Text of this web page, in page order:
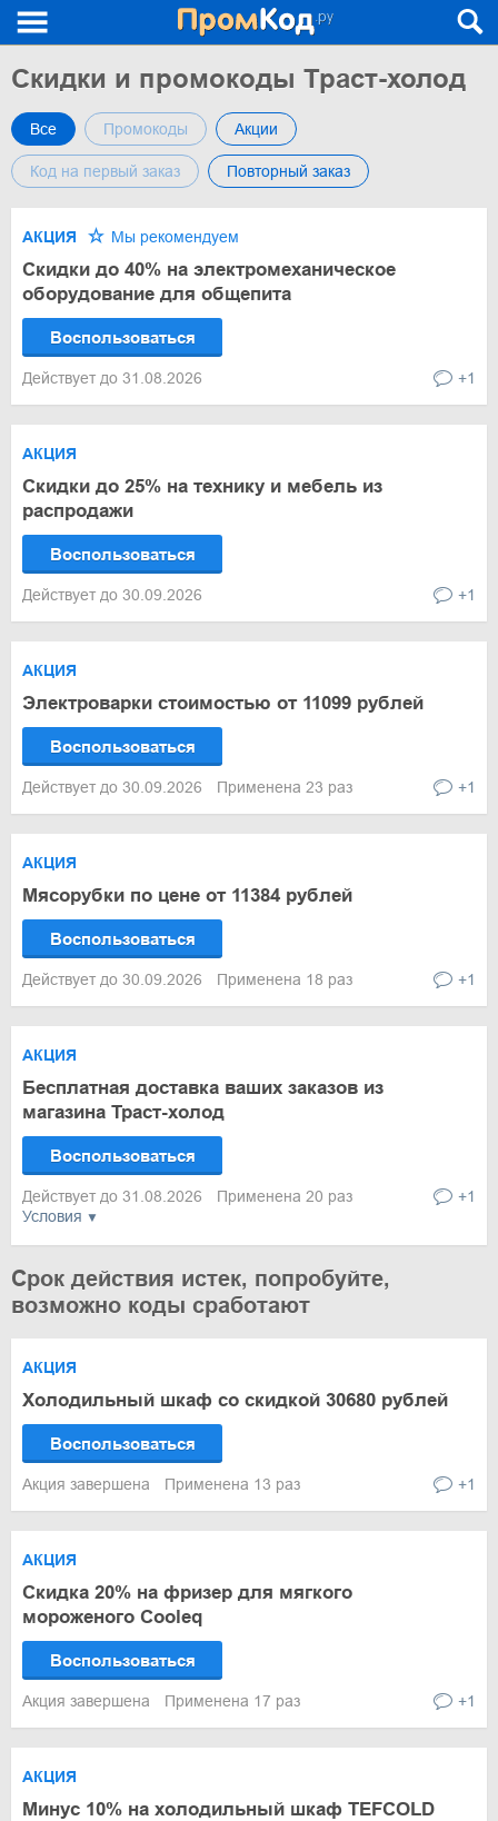
Скидки и промокоды Траст-холод
Все Промокоды Акции
Код на первый заказ Повторный заказ
АКЦИЯ Мы рекомендуем
Скидки до 40% на электромеханическое
оборудование для общепита
Воспользоваться
Действует до 31.08.2026 +1
АКЦИЯ
Скидки до 25% на технику и мебель из
распродажи
Воспользоваться
Действует до 30.09.2026 +1
АКЦИЯ
Электроварки стоимостью от 11099 рублей
Воспользоваться
Действует до 30.09.2026 Применена 23 раз +1
АКЦИЯ
Мясорубки по цене от 11384 рублей
Воспользоваться
Действует до 30.09.2026 Применена 18 раз +1
Условия
АКЦИЯ
Бесплатная доставка ваших заказов из
магазина Траст-холод
Воспользоваться
Действует до 31.08.2026 Применена 20 раз +1
Срок действия истек, попробуйте,
возможно коды сработают
АКЦИЯ
Холодильный шкаф со скидкой 30680 рублей
Воспользоваться
Акция завершена Применена 13 раз +1
АКЦИЯ
Скидка 20% на фризер для мягкого
мороженого Cooleq
Воспользоваться
Акция завершена Применена 17 раз +1
АКЦИЯ
Минус 10% на холодильный шкаф TEFCOLD